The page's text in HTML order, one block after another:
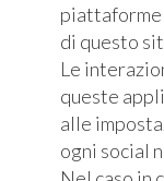
di questo
Le
queste
alle
ogni social